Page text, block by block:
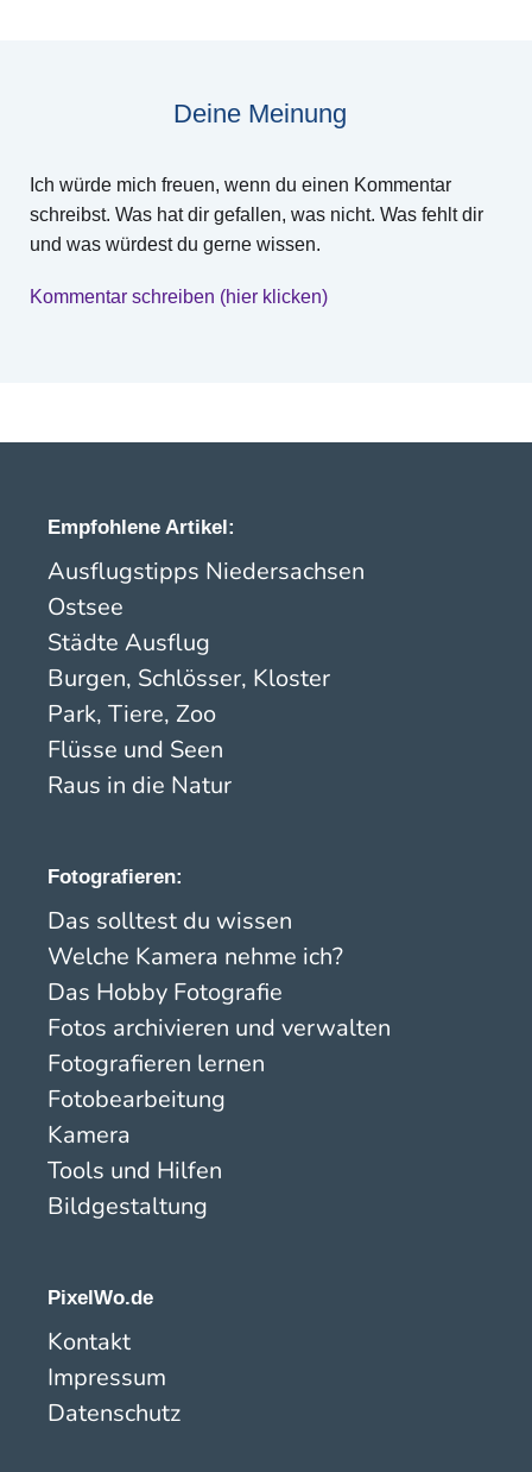
Deine Meinung
Ich würde mich freuen, wenn du einen Kommentar
schreibst. Was hat dir gefallen, was nicht. Was fehlt dir
und was würdest du gerne wissen.
Kommentar schreiben (hier klicken)
Empfohlene Artikel:
Ausflugstipps Niedersachsen
Ostsee
Städte Ausflug
Burgen, Schlösser, Kloster
Park, Tiere, Zoo
Flüsse und Seen
Raus in die Natur
Fotografieren:
Das solltest du wissen
Welche Kamera nehme ich?
Das Hobby Fotografie
Fotos archivieren und verwalten
Fotografieren lernen
Fotobearbeitung
Kamera
Tools und Hilfen
Bildgestaltung
PixelWo.de
Kontakt
Impressum
Datenschutz